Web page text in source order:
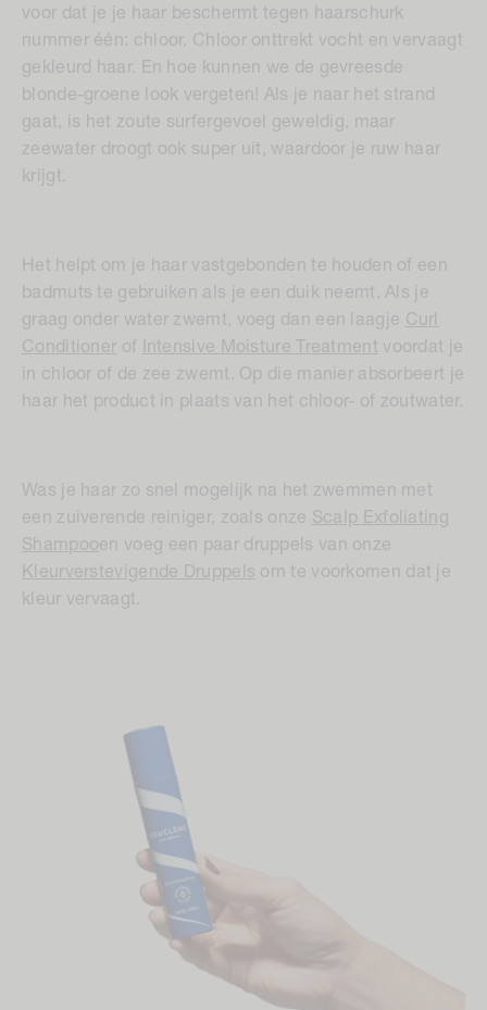
voor dat je je haar beschermt tegen haarschurk
nummer één: chloor. Chloor onttrekt vocht en vervaagt
gekleurd haar. En hoe kunnen we de gevreesde
blonde-groene look vergeten! Als je naar het strand
gaat, is het zoute surfergevoel geweldig, maar
zeewater droogt ook super uit, waardoor je ruw haar
krijgt.
Het helpt om je haar vastgebonden te houden of een
badmuts te gebruiken als je een duik neemt. Als je
graag onder water zwemt, voeg dan een laagje Curl
Conditioner of Intensive Moisture Treatment voordat je
in chloor of de zee zwemt. Op die manier absorbeert je
haar het product in plaats van het chloor- of zoutwater.
Was je haar zo snel mogelijk na het zwemmen met
een zuiverende reiniger, zoals onze Scalp Exfoliating
Shampooen voeg een paar druppels van onze
Kleurverstevigende Druppels om te voorkomen dat je
kleur vervaagt.